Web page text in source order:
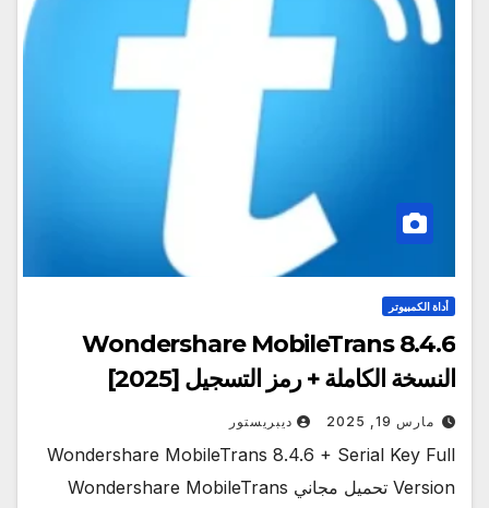
أداة الكمبيوتر
Wondershare MobileTrans 8.4.6
النسخة الكاملة + رمز التسجيل [2025]
مارس 19, 2025 ديبريستور
Wondershare MobileTrans 8.4.6 + Serial Key Full
Version تحميل مجاني Wondershare MobileTrans